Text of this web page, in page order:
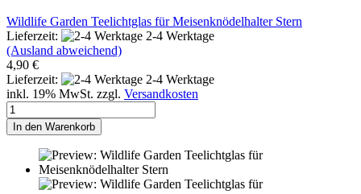
Wildlife Garden Teelichtglas für Meisenknödelhalter Stern
Lieferzeit:
2-4 Werktage
(Ausland abweichend)
4,90 €
Lieferzeit:
2-4 Werktage
inkl. 19% MwSt. zzgl. Versandkosten
In den Warenkorb